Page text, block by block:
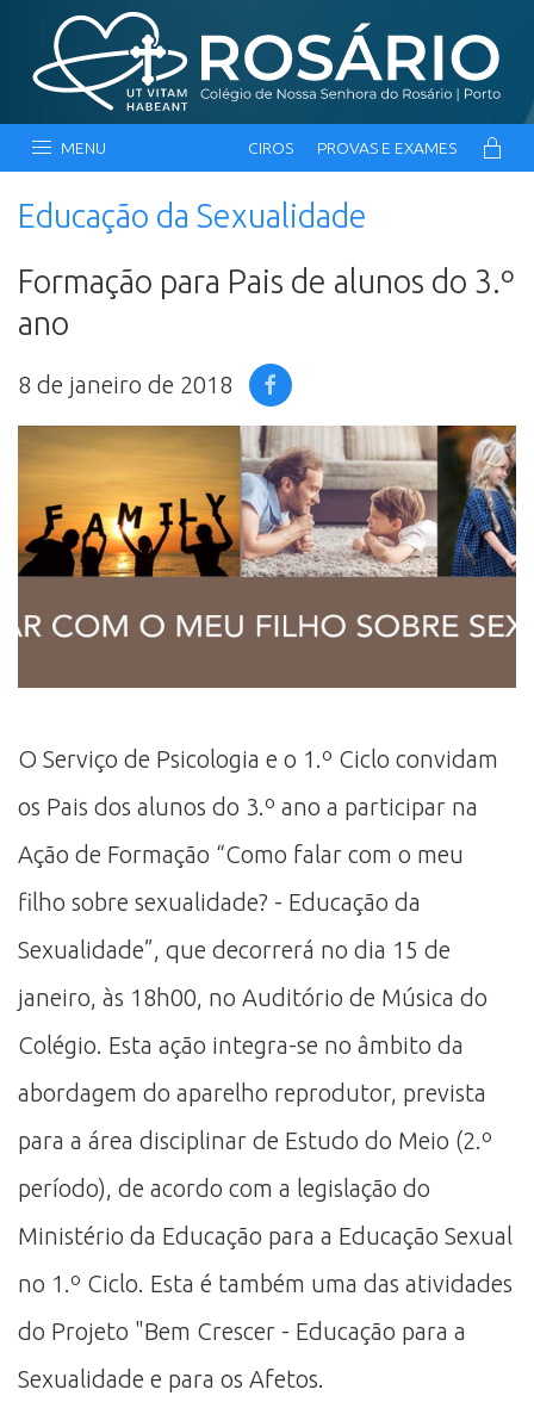
MENU CIROS PROVAS E EXAMES
Educação da Sexualidade
Formação para Pais de alunos do 3.º
ano
8 de janeiro de 2018
O Serviço de Psicologia e o 1.º Ciclo convidam
os Pais dos alunos do 3.º ano a participar na
Ação de Formação “Como falar com o meu
filho sobre sexualidade? - Educação da
Sexualidade”, que decorrerá no dia 15 de
janeiro, às 18h00, no Auditório de Música do
Colégio. Esta ação integra-se no âmbito da
abordagem do aparelho reprodutor, prevista
para a área disciplinar de Estudo do Meio (2.º
período), de acordo com a legislação do
Ministério da Educação para a Educação Sexual
no 1.º Ciclo. Esta é também uma das atividades
do Projeto "Bem Crescer - Educação para a
Sexualidade e para os Afetos.